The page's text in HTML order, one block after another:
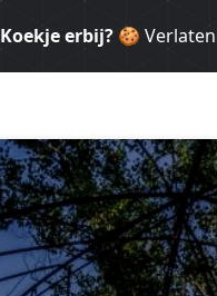
Koekje erbij?🍪